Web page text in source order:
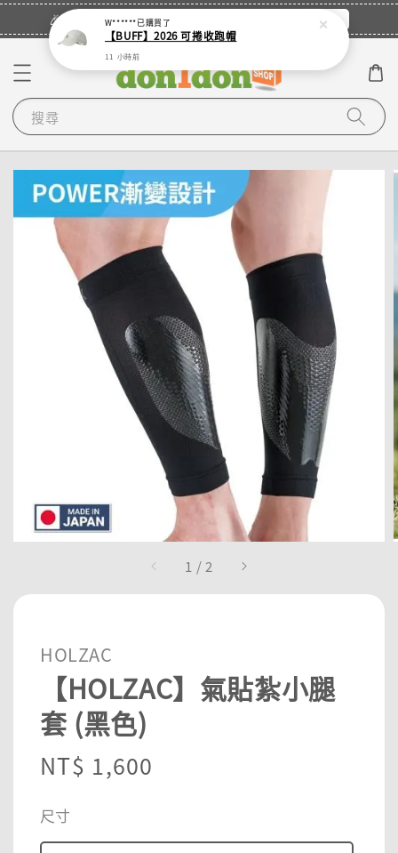
🎉登入會員・領取您的專屬折扣券！ 立即登入
搜尋
1 / 2
HOLZAC
【HOLZAC】氣貼紮小腿
套 (黑色)
Regular
NT$ 1,600
尺寸
W******已購買了
【BUFF】2026 可捲收跑帽
11 小時前